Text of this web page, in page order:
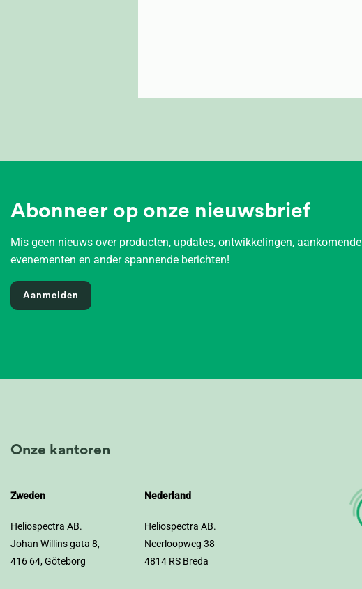
Abonneer op onze nieuwsbrief
Mis geen nieuws over producten, updates, ontwikkelingen, aankomende
evenementen en ander spannende berichten!
Aanmelden
Onze kantoren
Zweden
Heliospectra AB.
Johan Willins gata 8,
416 64, Göteborg
Nederland
Heliospectra AB.
Neerloopweg 38
4814 RS Breda